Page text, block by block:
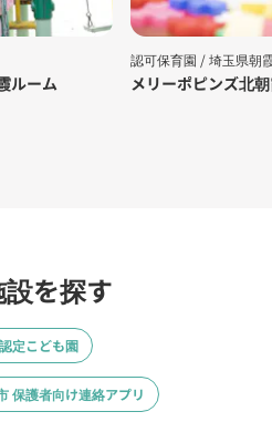
ルーム
認可保育園 /埼玉県朝
メリーポピンズ北
を探す
定こども園
保護者向け連絡アプリ